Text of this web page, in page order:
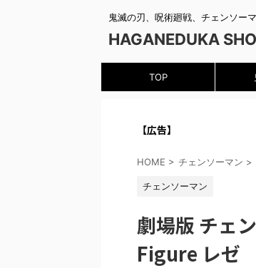
鬼滅の刃、呪術廻戦、チェンソー
HAGANEDUKA
TOP
【広告】
HOME > チェンソーマン >
チェンソーマン
劇場版 チェ
Figure レゼ